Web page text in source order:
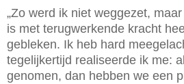
„Zo werd ik niet weggezet,
is met terugwerkende kracht
gebleken. Ik heb hard
tegelijkertijd realiseerde ik me:
genomen, dan hebben we een